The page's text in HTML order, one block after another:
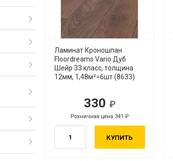
Ламинат Кроношпан
Floordreams Vario Дуб
Шейр 33 класс, толщина
12мм, 1,48м²=6шт (8633)
330
Розничная цена 341
КУПИТЬ
руб.
руб.